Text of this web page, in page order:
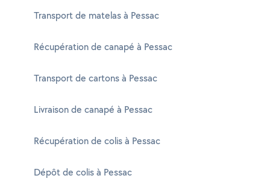
Transport de matelas à Pessac
Récupération de canapé à Pessac
Transport de cartons à Pessac
Livraison de canapé à Pessac
Récupération de colis à Pessac
Dépôt de colis à Pessac